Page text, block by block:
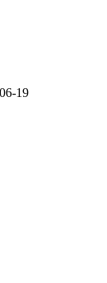
19